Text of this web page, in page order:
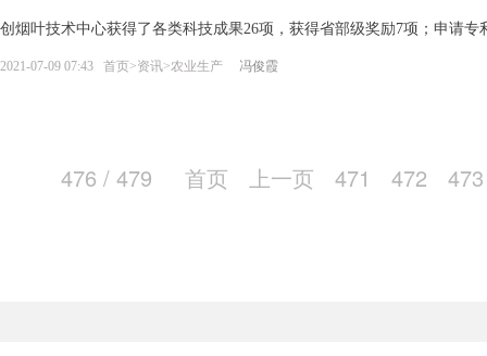
创烟叶技术中心获得了各类科技成果26项，获得省部级奖励7项；申请专
2021-07-09 07:43 首页>资讯>农业生产 冯俊霞
476 / 479 首页 上一页 471 472 473